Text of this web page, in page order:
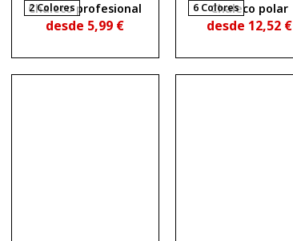
2 Colores
Chaleco profesional
desde 5,99 €
6 Colores
Chaleco polar
desde 12,52 €